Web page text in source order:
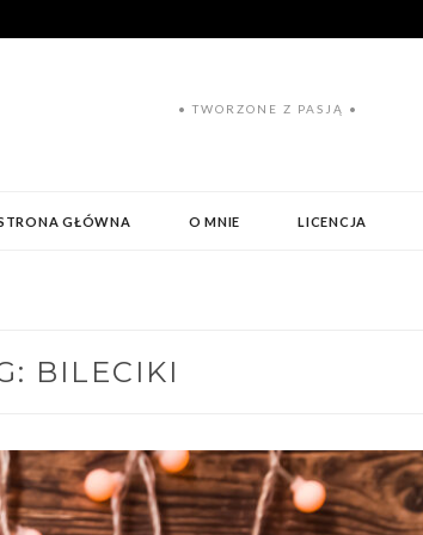
• TWORZONE Z PASJĄ •
GŁÓWNA O MNIE LICENCJA
BILECIKI